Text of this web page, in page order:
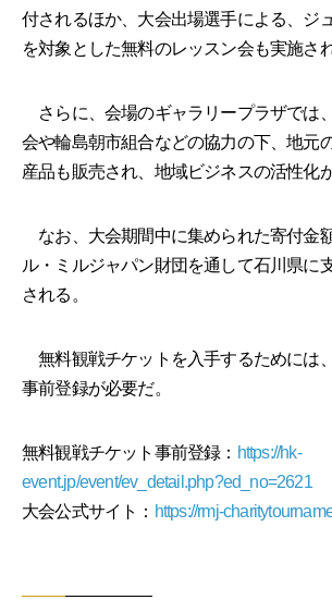
付されるほか、大会出場選手による、ジ
を対象とした無料のレッスン会も実施され
さらに、会場のギャラリープラザでは
会や輪島朝市組合などの協力の下、地元
産品も販売され、地域ビジネスの活性化
なお、大会期間中に集められた寄付金
ル・ミルジャパン財団を通して石川県に
される。
無料観戦チケットを入手するためには
事前登録が必要だ。
無料観戦チケット事前登録： https://hk-
event.jp/event/ev_detail.php?ed_no=2621
大会公式サイト： https://rmj-